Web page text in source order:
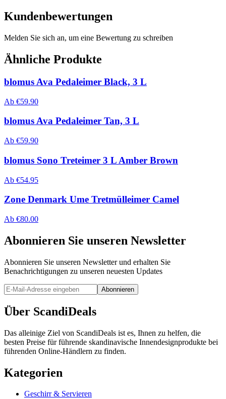
Kundenbewertungen
Melden Sie sich an, um eine Bewertung zu schreiben
Ähnliche Produkte
blomus Ava Pedaleimer Black, 3 L
Ab €59.90
blomus Ava Pedaleimer Tan, 3 L
Ab €59.90
blomus Sono Treteimer 3 L Amber Brown
Ab €54.95
Zone Denmark Ume Tretmülleimer Camel
Ab €80.00
Abonnieren Sie unseren Newsletter
Abonnieren Sie unseren Newsletter und erhalten Sie
Benachrichtigungen zu unseren neuesten Updates
Abonnieren
Über ScandiDeals
Das alleinige Ziel von ScandiDeals ist es, Ihnen zu helfen, die
besten Preise für führende skandinavische Innendesignprodukte bei
führenden Online-Händlern zu finden.
Kategorien
Geschirr & Servieren